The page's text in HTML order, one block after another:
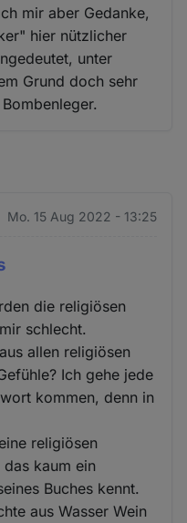
mir aber Gedanke,
hier nützlicher
unter
Grund doch sehr
Mo. 15 Aug 2022 - 13:25
die religiösen
schlecht.
allen religiösen
Ich gehe jede
kommen, denn in
religiösen
kaum ein
Buches kennt.
aus Wasser Wein